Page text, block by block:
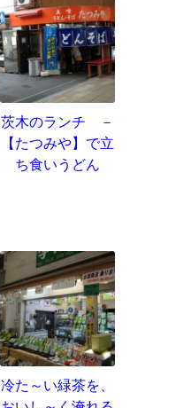
茨木のランチ －
【たつみや】で立
ち食いうどん
冷た～い緑茶を、